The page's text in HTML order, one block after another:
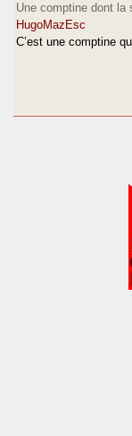
Une comptine dont la
HugoMazEsc
C’est une comptine